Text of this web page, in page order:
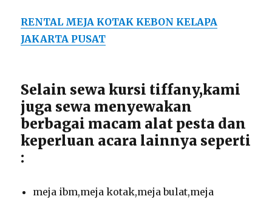
RENTAL MEJA KOTAK KEBON KELAPA
JAKARTA PUSAT
Selain sewa kursi tiffany,kami
juga sewa menyewakan
berbagai macam alat pesta dan
keperluan acara lainnya seperti
:
meja ibm,meja kotak,meja bulat,meja